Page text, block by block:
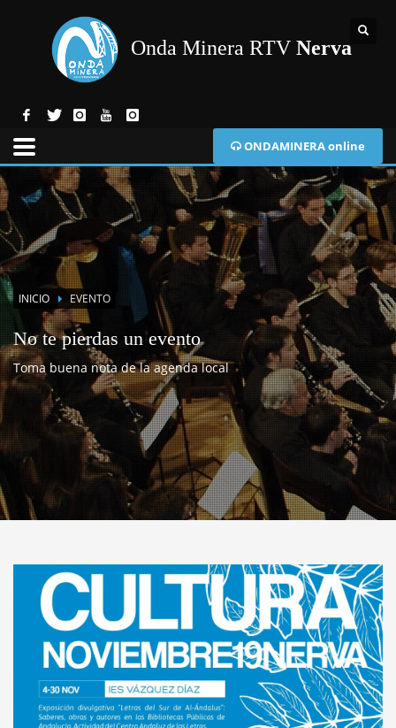
Onda Minera RTV Nerva
ONDAMINERA online
INICIO EVENTO
No te pierdas un evento
Toma buena nota de la agenda local